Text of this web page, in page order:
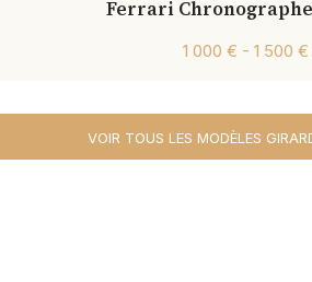
Ferrari
1 000 € - 1 500 €
VOIR TOUS LES MODÈLES